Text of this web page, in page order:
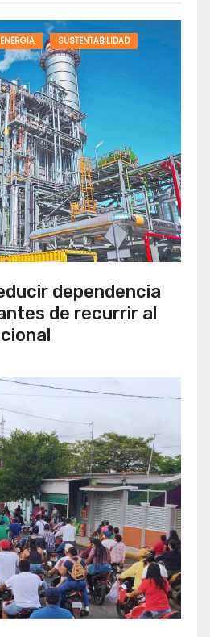
SUSTENTABILIDAD
dependencia
de recurrir al